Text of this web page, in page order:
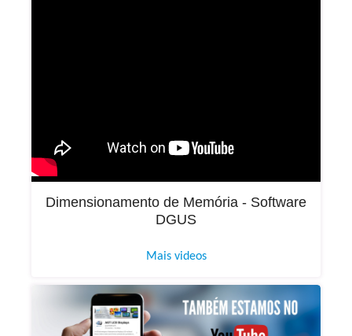
Dimensionamento de Memória - Software
DGUS
Mais videos